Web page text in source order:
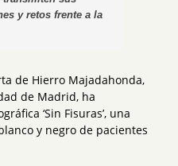
y retos frente a la
de Hierro Majadahonda,
de Madrid, ha
‘Sin Fisuras’, una
y negro de pacientes